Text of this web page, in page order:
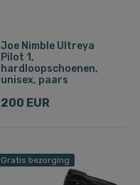
Joe Nimble Ultreya
Pilot 1,
hardloopschoenen,
unisex, paars
200 EUR
Gratis bezorging